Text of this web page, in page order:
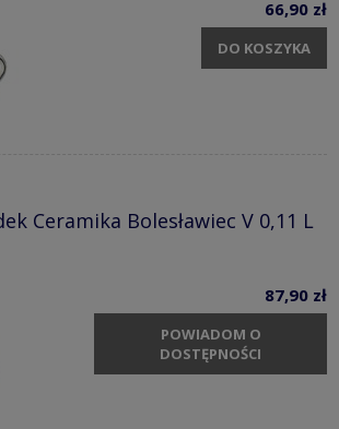
66,90 zł
DO KOSZYKA
Ceramika Bolesławiec V 0,11 L
87,90 zł
POWIADOM O
DOSTĘPNOŚCI